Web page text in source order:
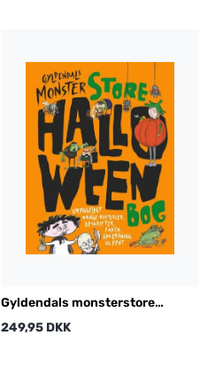
Gyldendals monsterstore
halloweenbog
249,95 DKK